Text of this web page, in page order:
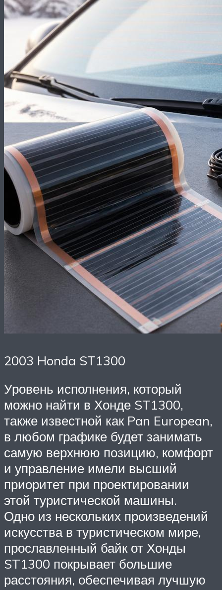
2003 Honda ST1300
Уровень исполнения, который
можно найти в Хонде ST1300,
также известной как Pan European,
в любом графике будет занимать
самую верхнюю позицию, комфорт
и управление имели высший
приоритет при проектировании
этой туристической машины.
Одно из нескольких произведений
искусства в туристическом мире,
прославленный байк от Хонды
ST1300 покрывает большие
расстояния, обеспечивая лучшую